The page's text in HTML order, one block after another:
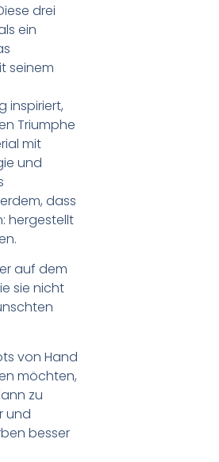
drei
ein
seinem
inspiriert,
Triumphe
mit
und
dass
hergestellt
auf dem
sie nicht
von Hand
möchten,
zu
und
besser